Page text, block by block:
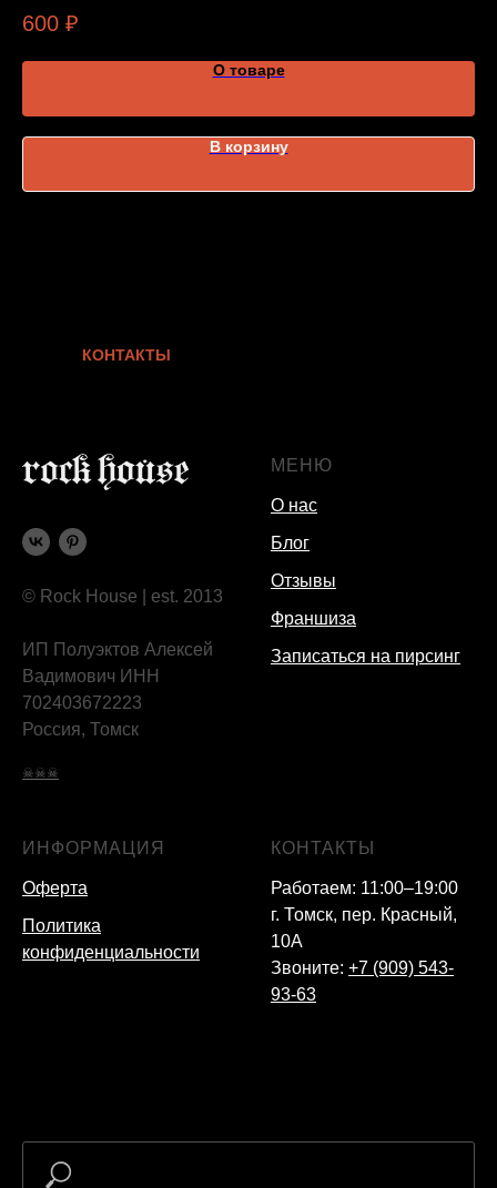
600 ₽
О товаре
В корзину
КОНТАКТЫ
© Rock House | est. 2013
ИП Полуэктов Алексей
Вадимович ИНН
702403672223
Россия, Томск
☠☠☠
МЕНЮ
О нас
Блог
Отзывы
Франшиза
Записаться на пирсинг
ИНФОРМАЦИЯ
Оферта
Политика
конфиденциальности
КОНТАКТЫ
Работаем: 11:00–19:00
г. Томск, пер. Красный,
10А
Звоните: +7 (909) 543-
93-63